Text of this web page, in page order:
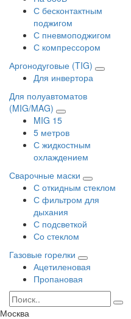
С бесконтактным
поджигом
С пневмоподжигом
С компрессором
Аргонодуговые (TIG)
Для инвертора
Для полуавтоматов
(MIG/MAG)
MIG 15
5 метров
С жидкостным
охлаждением
Сварочные маски
С откидным стеклом
С фильтром для
дыхания
С подсветкой
Со стеклом
Газовые горелки
Ацетиленовая
Пропановая
Москва